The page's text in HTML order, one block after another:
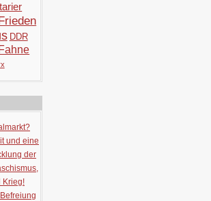
DDR
und eine
der
Krieg!